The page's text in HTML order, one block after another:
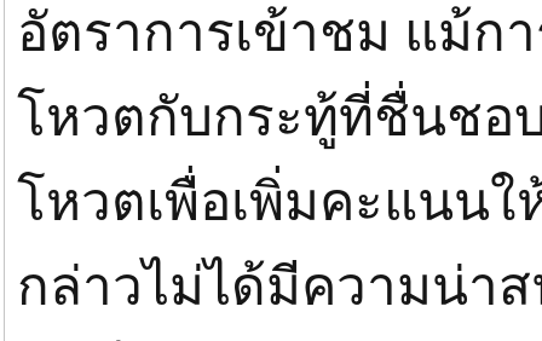
อัตราการเข้าชม แม้ก
โหวตกับกระทู้ที่ชื่นชอ
โหวตเพื่อเพิ่มคะแนน
กล่าวไม่ได้มีความน่า